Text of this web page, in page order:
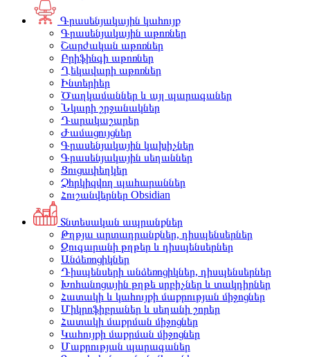
Գրասենյակային կահույք
Գրասենյակային աթոռներ
Շարժական աթոռներ
Բրիֆինգի աթոռներ
Ղեկավարի աթոռներ
Ինտերիեր
Ծաղկամաններ և այլ պարագաներ
Նկարի շրջանակներ
Դարակաշարեր
Ժամացույցներ
Գրասենյակային կախիչներ
Գրասենյակային սեղաններ
Ցուցափեղկեր
Չհրկիզվող պահարաններ
Հուշանվերներ Obsidian
Տնտեսական ապրանքներ
Թղթյա արտադրանքներ, դիսպենսերներ
Զուգարանի թղթեր և դիսպենսերներ
Անձեռոցիկներ
Դիսպենսերի անձեռոցիկներ, դիսպենսերներ
Խոհանոցային թղթե սրբիչներ և տակդիրներ
Հատակի և կահույքի մաքրության միջոցներ
Միկրոֆիբրաներ և սեղանի շորեր
Հատակի մաքրման միջոցներ
Կահույքի մաքրման միջոցներ
Մաքրության պարագաներ